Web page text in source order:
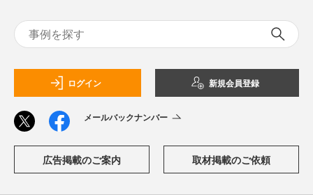
ログイン 新規会員登録
メールバックナンバー
広告掲載のご案内 取材掲載のご依頼